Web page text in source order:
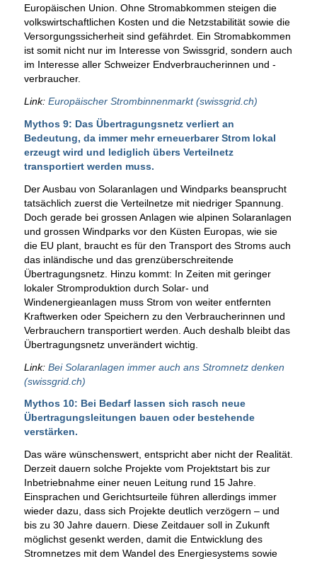
Europäischen Union. Ohne Stromabkommen steigen die
volkswirtschaftlichen Kosten und die Netzstabilität sowie die
Versorgungssicherheit sind gefährdet. Ein Stromabkommen
ist somit nicht nur im Interesse von Swissgrid, sondern auch
im Interesse aller Schweizer Endverbraucherinnen und -
verbraucher.
Link: Europäischer Strombinnenmarkt (swissgrid.ch)
Mythos 9: Das Übertragungsnetz verliert an
Bedeutung, da immer mehr erneuerbarer Strom lokal
erzeugt wird und lediglich übers Verteilnetz
transportiert werden muss.
Der Ausbau von Solaranlagen und Windparks beansprucht
tatsächlich zuerst die Verteilnetze mit niedriger Spannung.
Doch gerade bei grossen Anlagen wie alpinen Solaranlagen
und grossen Windparks vor den Küsten Europas, wie sie
die EU plant, braucht es für den Transport des Stroms auch
das inländische und das grenzüberschreitende
Übertragungsnetz. Hinzu kommt: In Zeiten mit geringer
lokaler Stromproduktion durch Solar- und
Windenergieanlagen muss Strom von weiter entfernten
Kraftwerken oder Speichern zu den Verbraucherinnen und
Verbrauchern transportiert werden. Auch deshalb bleibt das
Übertragungsnetz unverändert wichtig.
Link: Bei Solaranlagen immer auch ans Stromnetz denken
(swissgrid.ch)
Mythos 10: Bei Bedarf lassen sich rasch neue
Übertragungsleitungen bauen oder bestehende
verstärken.
Das wäre wünschenswert, entspricht aber nicht der Realität.
Derzeit dauern solche Projekte vom Projektstart bis zur
Inbetriebnahme einer neuen Leitung rund 15 Jahre.
Einsprachen und Gerichtsurteile führen allerdings immer
wieder dazu, dass sich Projekte deutlich verzögern – und
bis zu 30 Jahre dauern. Diese Zeitdauer soll in Zukunft
möglichst gesenkt werden, damit die Entwicklung des
Stromnetzes mit dem Wandel des Energiesystems sowie